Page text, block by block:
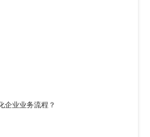
企业业务流程？